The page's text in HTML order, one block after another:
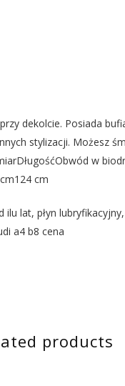
dekolcie. Posiada
stylizacji. Możesz
w
cm
lat, płyn
a4 b8 cena
products